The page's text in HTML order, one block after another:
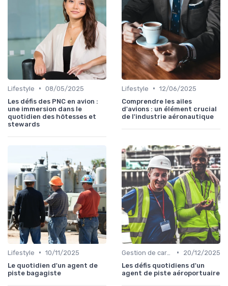
Lifestyle • 08/05/2025
Les défis des PNC en avion :
une immersion dans le
quotidien des hôtesses et
stewards
Lifestyle • 12/06/2025
Comprendre les ailes
d'avions : un élément crucial
de l'industrie aéronautique
Lifestyle • 10/11/2025
Le quotidien d'un agent de
piste bagagiste
•
20/12/2025
Les défis quotidiens d'un
agent de piste aéroportuaire